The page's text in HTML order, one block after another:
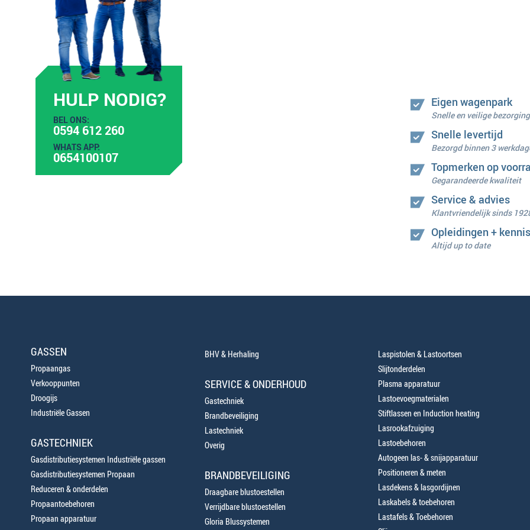
HULP NODIG?
BEL ONS:
0594 612 260
WHATS APP:
0654100107
Eigen wagenpark
Snelle en veilige bezorging
Snelle levertijd
Bezorgd binnen 3
Topmerken op
Gegarandeerde kwaliteit
Service & advies
Klantvriendelijk sinds
Opleidingen + kennis
Altijd up to date
GASSEN
Propaangas
Verkooppunten
Droogijs
Industriële Gassen
GASTECHNIEK
Gasdistributiesystemen Industriële gassen
Gasdistributiesystemen Propaan
Reduceren & onderdelen
Propaantoebehoren
Propaan apparatuur
BHV & Herhaling
SERVICE & ONDERHOUD
Gastechniek
Brandbeveiliging
Lastechniek
Overig
BRANDBEVEILIGING
Draagbare blustoestellen
Verrijdbare blustoestellen
Gloria Blussystemen
Laspistolen & Lastoortsen
Slijtonderdelen
Plasma apparatuur
Lastoevoegmaterialen
Stiftlassen en Induction heating
Lasrookafzuiging
Lastoebehoren
Autogeen las- & snijapparatuur
Positioneren & meten
Lasdekens & lasgordijnen
Laskabels & toebehoren
Lastafels & Toebehoren